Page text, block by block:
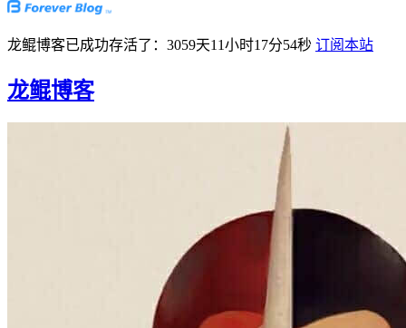
龙鲲博客已成功存活了：3059天11小时17分55秒 订阅本站
龙鲲博客